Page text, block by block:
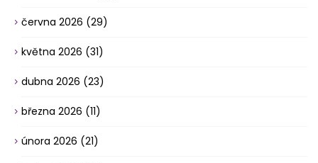
června 2026 (29)
května 2026 (31)
dubna 2026 (23)
března 2026 (11)
února 2026 (21)